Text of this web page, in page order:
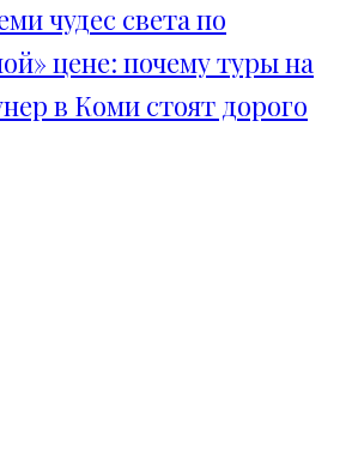
чудес света по
цене: почему туры на
в Коми стоят дорого